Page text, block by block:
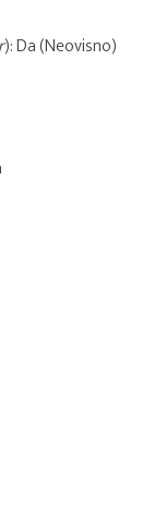
): Da (Neovisno)